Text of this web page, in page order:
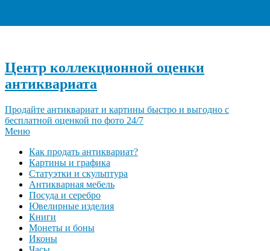
Центр коллекционной оценки
антиквариата
Продайте антиквариат и картины быстро и выгодно с
бесплатной оценкой по фото 24/7
Меню
Как продать антиквариат?
Картины и графика
Статуэтки и скульптура
Антикварная мебель
Посуда и серебро
Ювелирные изделия
Книги
Монеты и боны
Иконы